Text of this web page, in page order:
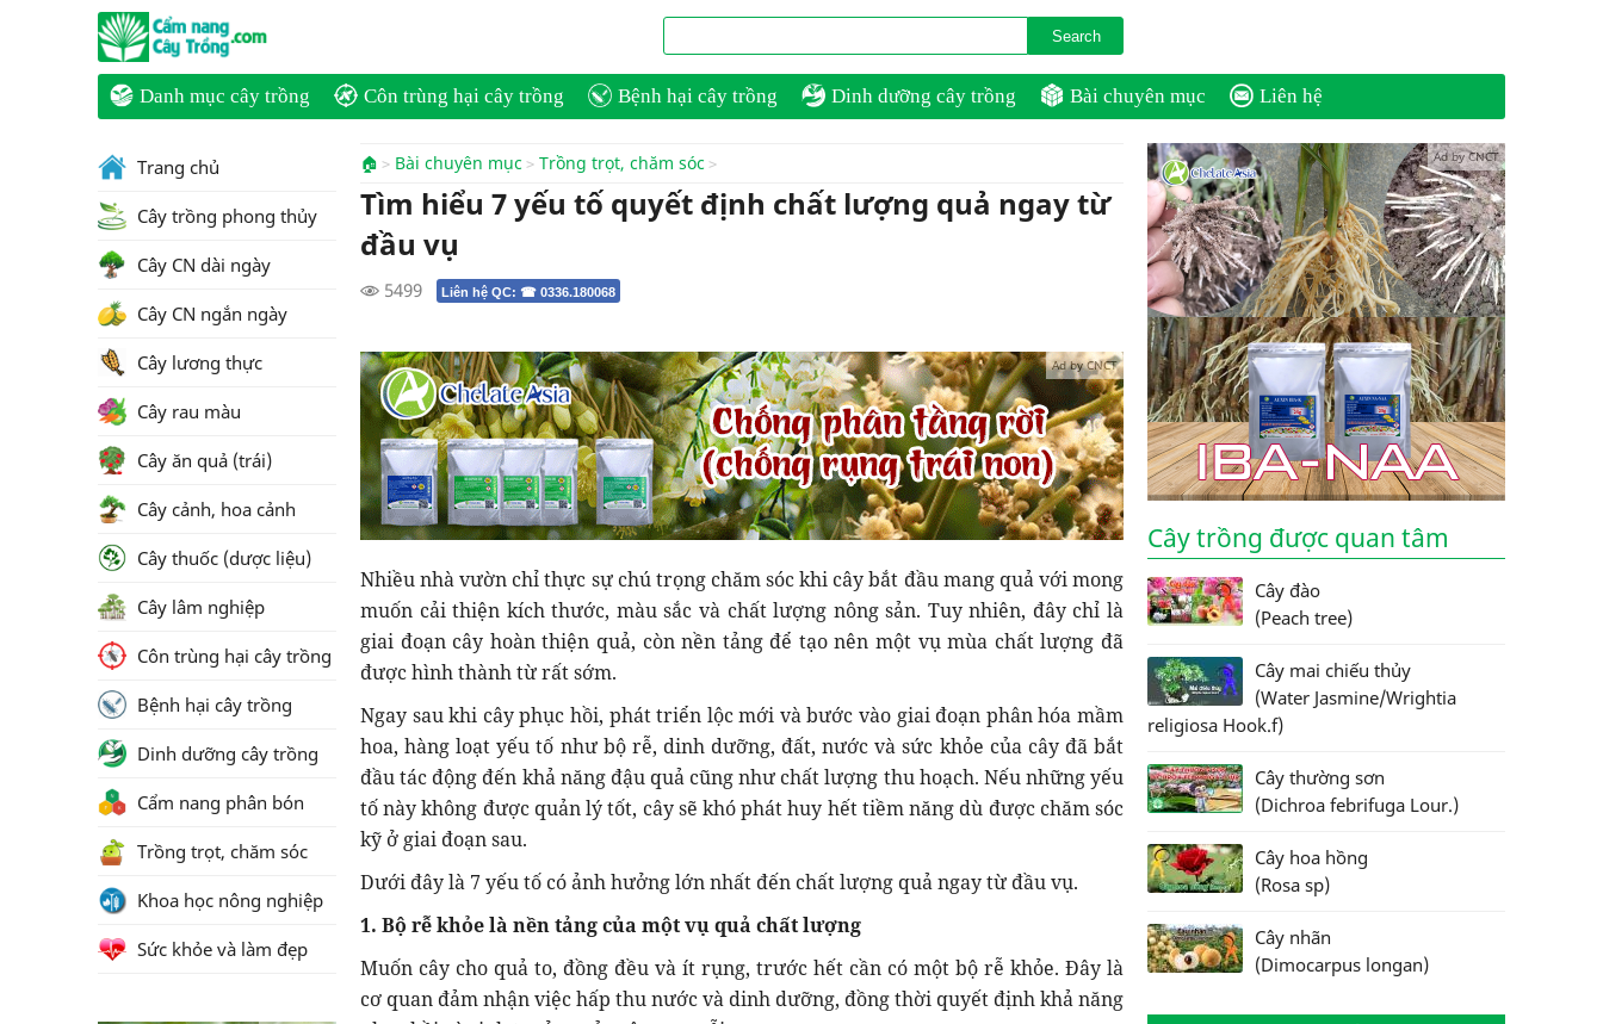
Danh mục cây trồng Côn trùng hại cây trồng Bệnh hại cây trồng Dinh dưỡng cây trồng Bài chuyên mục Liên hệ
🏠 Bài chuyên mục Trồng trọt, chăm sóc
Tìm hiểu 7 yếu tố quyết định chất lượng quả ngay từ
đầu vụ
5499 Liên hệ QC: ☎ 0336.180068
Ad by CNCT
Nhiều nhà vườn chỉ thực sự chú trọng chăm sóc khi cây bắt đầu mang quả với mong
muốn cải thiện kích thước, màu sắc và chất lượng nông sản. Tuy nhiên, đây chỉ là
giai đoạn cây hoàn thiện quả, còn nền tảng để tạo nên một vụ mùa chất lượng đã
được hình thành từ rất sớm.
Ngay sau khi cây phục hồi, phát triển lộc mới và bước vào giai đoạn phân hóa mầm
hoa, hàng loạt yếu tố như bộ rễ, dinh dưỡng, đất, nước và sức khỏe của cây đã bắt
đầu tác động đến khả năng đậu quả cũng như chất lượng thu hoạch. Nếu những yếu
tố này không được quản lý tốt, cây sẽ khó phát huy hết tiềm năng dù được chăm sóc
kỹ ở giai đoạn sau.
Dưới đây là 7 yếu tố có ảnh hưởng lớn nhất đến chất lượng quả ngay từ đầu vụ.
1. Bộ rễ khỏe là nền tảng của một vụ quả chất lượng
Muốn cây cho quả to, đồng đều và ít rụng, trước hết cần có một bộ rễ khỏe. Đây là
cơ quan đảm nhận việc hấp thu nước và dinh dưỡng, đồng thời quyết định khả năng
Ad by CNCT
Cây trồng được quan tâm
Cây đào
(Peach tree)
Cây mai chiếu thủy
(Water Jasmine/Wrightia
religiosa Hook.f)
Cây thường sơn
(Dichroa febrifuga Lour.)
Cây hoa hồng
(Rosa sp)
Cây nhãn
(Dimocarpus longan)
Trang chủ
Cây trồng phong thủy
Cây CN dài ngày
Cây CN ngắn ngày
Cây lương thực
Cây rau màu
Cây ăn quả (trái)
Cây cảnh, hoa cảnh
Cây thuốc (dược liệu)
Cây lâm nghiệp
Côn trùng hại cây trồng
Bệnh hại cây trồng
Dinh dưỡng cây trồng
Cẩm nang phân bón
Trồng trọt, chăm sóc
Khoa học nông nghiệp
Sức khỏe và làm đẹp